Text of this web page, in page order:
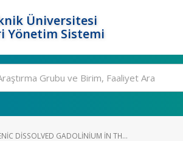
Üniversitesi
Yönetim Sistemi
DISSOLVED GADOLINIUM IN TH...